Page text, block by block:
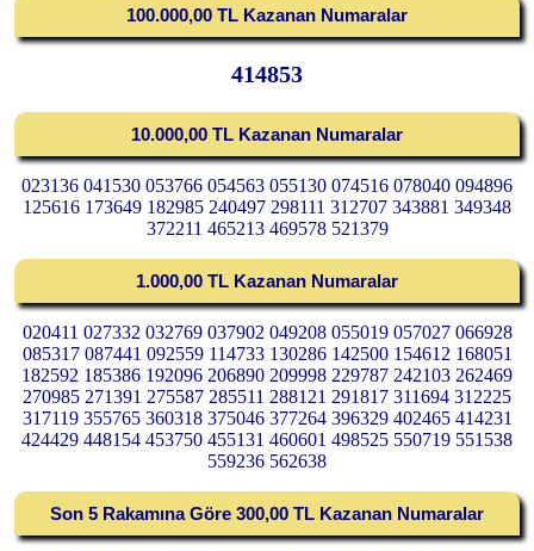
100.000,00 TL Kazanan Numaralar
414853
10.000,00 TL Kazanan Numaralar
023136 041530 053766 054563 055130 074516 078040 094896
125616 173649 182985 240497 298111 312707 343881 349348
372211 465213 469578 521379
1.000,00 TL Kazanan Numaralar
020411 027332 032769 037902 049208 055019 057027 066928
085317 087441 092559 114733 130286 142500 154612 168051
182592 185386 192096 206890 209998 229787 242103 262469
270985 271391 275587 285511 288121 291817 311694 312225
317119 355765 360318 375046 377264 396329 402465 414231
424429 448154 453750 455131 460601 498525 550719 551538
559236 562638
Son 5 Rakamına Göre 300,00 TL Kazanan Numaralar